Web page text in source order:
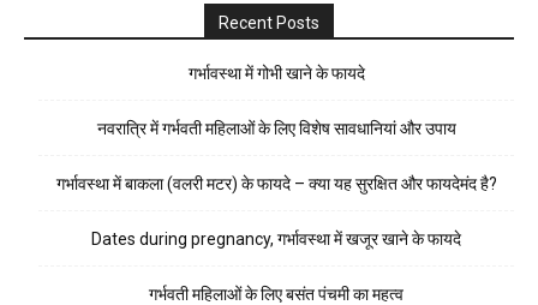
Recent Posts
गर्भावस्था में गोभी खाने के फायदे
नवरात्रि में गर्भवती महिलाओं के लिए विशेष सावधानियां और उपाय
गर्भावस्था में बाकला (वलरी मटर) के फायदे – क्या यह सुरक्षित और फायदेमंद है?
Dates during pregnancy, गर्भावस्था में खजूर खाने के फायदे
गर्भवती महिलाओं के लिए बसंत पंचमी का महत्व